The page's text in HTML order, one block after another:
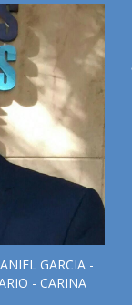
GARCIA -
- CARINA